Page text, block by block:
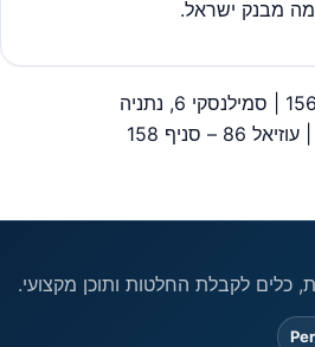
מבנק ישראל.
סניף 158
כלים לקבלת החלטות ותוכן מקצועי.